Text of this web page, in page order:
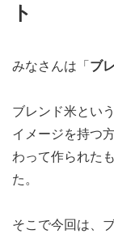
ト
みなさんは「ブ
ブレンド米とい
イメージを持つ
わって作られた
た。
そこで今回は、